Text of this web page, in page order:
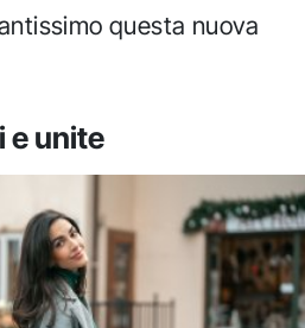
questa nuova
e unite